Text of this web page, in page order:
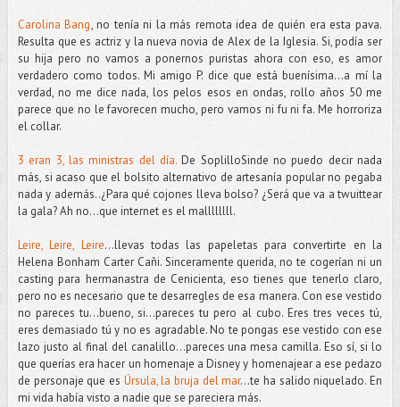
Carolina Bang, no tenía ni la más remota idea de quién era esta pava.
Resulta que es actriz y la nueva novia de Alex de la Iglesia. Si, podía ser
su hija pero no vamos a ponernos puristas ahora con eso, es amor
verdadero como todos. Mi amigo P. dice que está buenísima...a mí la
verdad, no me dice nada, los pelos esos en ondas, rollo años 50 me
parece que no le favorecen mucho, pero vamos ni fu ni fa. Me horroriza
el collar.
3 eran 3, las ministras del día. De SoplilloSinde no puedo decir nada
más, si acaso que el bolsito alternativo de artesanía popular no pegaba
nada y además..¿Para qué cojones lleva bolso? ¿Será que va a twuittear
la gala? Ah no...que internet es el mallllllll.
Leire, Leire, Leire…llevas todas las papeletas para convertirte en la
Helena Bonham Carter Cañi. Sinceramente querida, no te cogerían ni un
casting para hermanastra de Cenicienta, eso tienes que tenerlo claro,
pero no es necesario que te desarregles de esa manera. Con ese vestido
no pareces tu...bueno, si…pareces tu pero al cubo. Eres tres veces tú,
eres demasiado tú y no es agradable. No te pongas ese vestido con ese
lazo justo al final del canalillo…pareces una mesa camilla. Eso sí, si lo
que querías era hacer un homenaje a Disney y homenajear a ese pedazo
de personaje que es Úrsula, la bruja del mar...te ha salido niquelado. En
mi vida había visto a nadie que se pareciera más.